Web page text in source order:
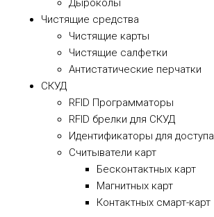
Дыроколы
Чистящие средства
Чистящие карты
Чистящие салфетки
Антистатические перчатки
СКУД
RFID Программаторы
RFID брелки для СКУД
Идентификаторы для доступа
Cчитыватели карт
Бесконтактных карт
Магнитных карт
Контактных смарт-карт